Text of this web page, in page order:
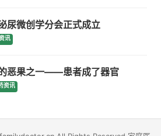
尿微创学分会正式成立
讯
恶果之一——患者成了器官
资讯